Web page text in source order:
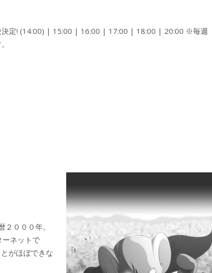
決定! (14:00) | 15:00 | 16:00 | 17:00 | 18:00 | 20:00 ※毎週
０００年。
ーネットで
がほぼできな